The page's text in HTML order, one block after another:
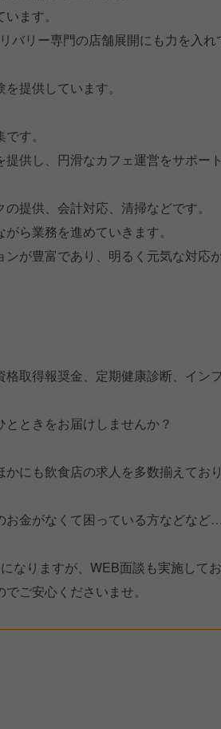
ます。
バリー専門の店舗展開にも力を入れ
提供しています。
す。
供し、円滑なカフェ運営をサポー
提供、会計対応、清掃などです。
ら業務を進めていきます。
が豊富であり、明るく元気な対応
取得報奨金、定期健康診断、イン
ときをお届けしませんか？
にも飲食店の求人を多数揃えてお
お金がなくて困っている方などなど
なりますが、WEB面談も実施してお
ご安心くださいませ。